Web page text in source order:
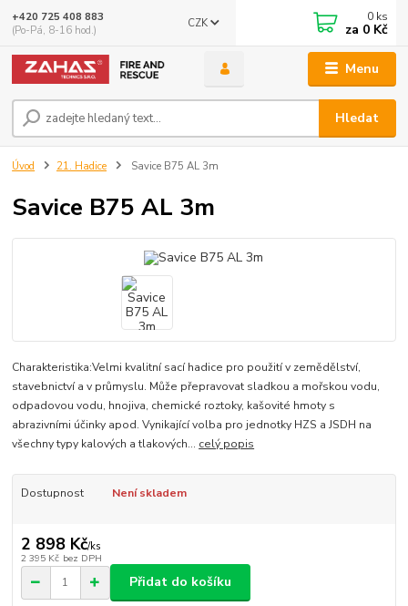
Menu
CZK
Hledat
+420 725 408 883
(Po-Pá, 8-16 hod.)
0 ks
za 0 Kč
Úvod 21. Hadice Savice B75 AL 3m
Savice B75 AL 3m
Charakteristika:Velmi kvalitní sací hadice pro použití v zemědělství,
stavebnictví a v průmyslu. Může přepravovat sladkou a mořskou vodu,
odpadovou vodu, hnojiva, chemické roztoky, kašovité hmoty s
abrazivními účinky apod. Vynikající volba pro jednotky HZS a JSDH na
všechny typy kalových a tlakových... celý popis
Dostupnost Není skladem
2 898 Kč/ks
2 395 Kč bez DPH
Přidat do košíku